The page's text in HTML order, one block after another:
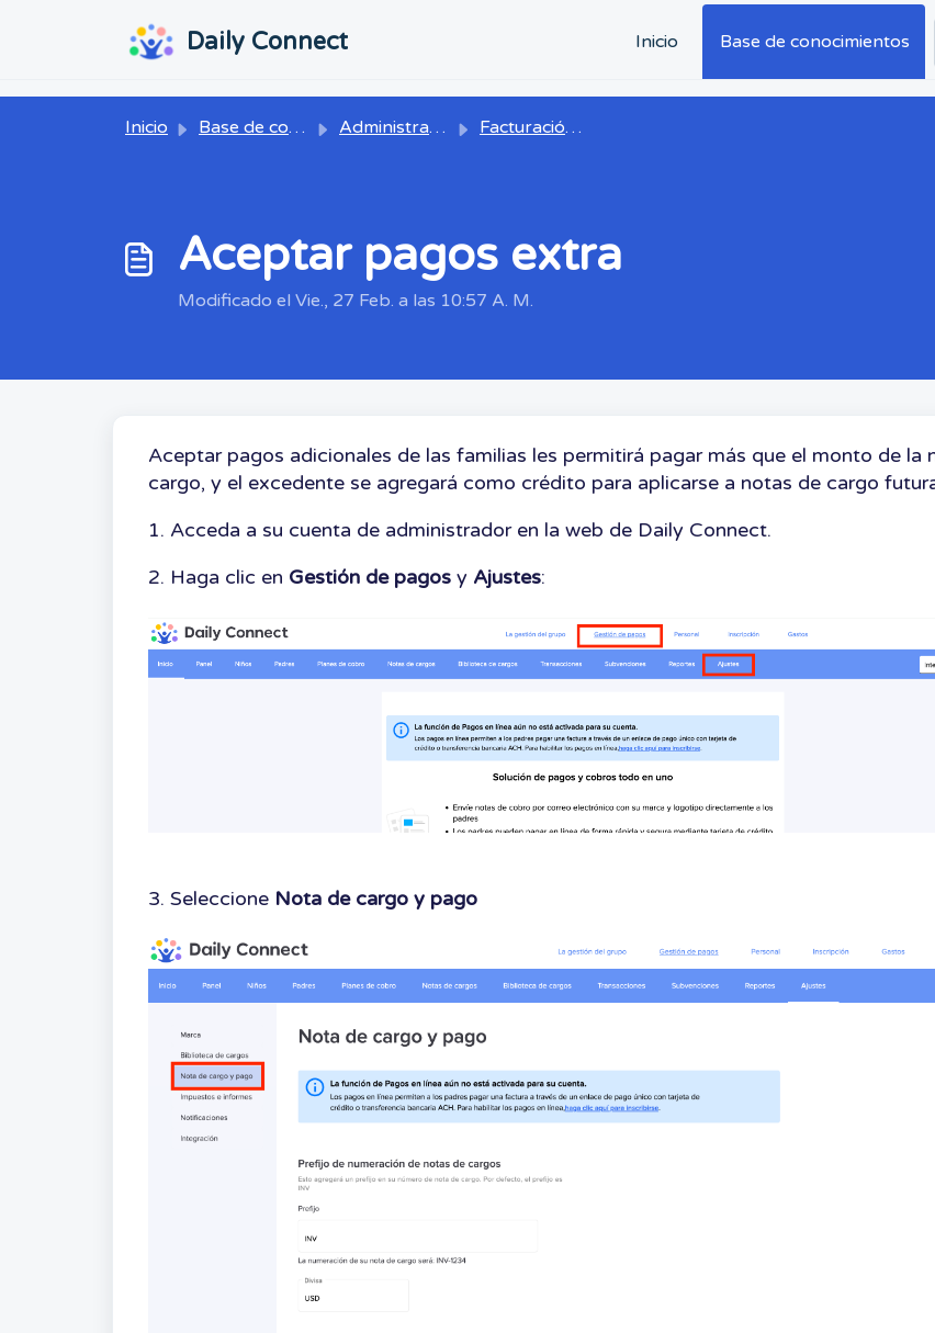
Daily Connect Inicio Base de conocimientos
Inicio Base de conocimientos Administrador Facturación para padres y facturación
Aceptar pagos extra
Modificado el Vie., 27 Feb. a las 10:57 A. M.
Aceptar pagos adicionales de las familias les permitirá pagar más que el monto de la
cargo, y el excedente se agregará como crédito para aplicarse a notas de cargo
1. Acceda a su cuenta de administrador en la web de Daily Connect.
2. Haga clic en Gestión de pagos y Ajustes:
3. Seleccione Nota de cargo y pago